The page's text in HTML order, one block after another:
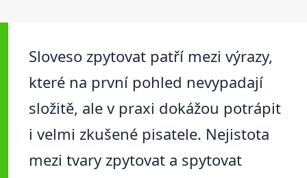
Sloveso zpytovat patří mezi výrazy,
které na první pohled nevypadají
složitě, ale v praxi dokážou potrápit
i velmi zkušené pisatele. Nejistota
mezi tvary zpytovat a spytovat